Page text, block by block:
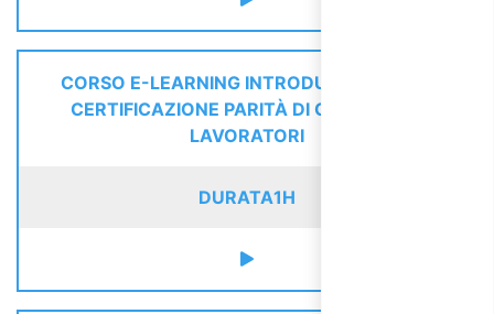
CORSO E-LEARNING INTRODUZIONE ALLA
CERTIFICAZIONE PARITÀ DI GENERE PER
LAVORATORI
DURATA1H